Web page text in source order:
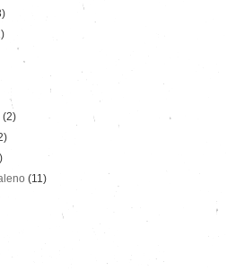
(2)
(11)